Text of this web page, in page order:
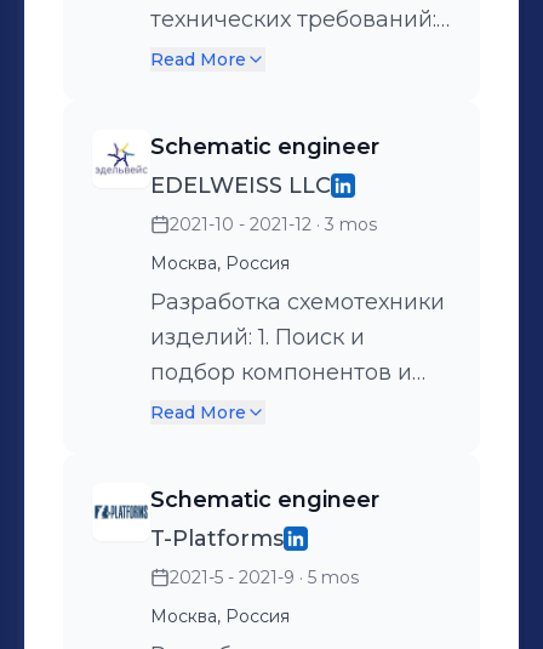
проектами и командой
разработки; Разработка
компонентов и
микросхем, ведение
переговоров с
разработчиками,
производителями и
дистрибъюторами;
технических требований:
1. Разработка архитектуры
управление питанием и
периферией изделий. 2.
Согласование и
утверждение требований
на разрабатываемые
изделия; Разработка
схемотехники изделий: 1.
Поиск и подбор
переговоров с
производителями и
дистрибъюторами; 2.
Разработка схемотехники
Read More
Schematic engineer
EDELWEISS LLC
2021-10 - 2021-12 · 3 mos
Москва, Россия
Разработка схемотехники
изделий: 1. Поиск и
подбор компонентов и
микросхем, ведение
дистрибъюторами; 2.
Разработка схемотехники
цифровых интерфейсов
PS/2, LVDS, SATA, PCIe,
Read More
Schematic engineer
T-Platforms
2021-5 - 2021-9 · 5 mos
Москва, Россия